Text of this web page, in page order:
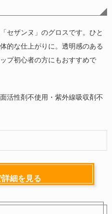
セザンヌ」のグロスです。ひと
的な仕上がりに。透明感のある
プ初心者の方にもおすすめで
活性剤不使用・紫外線吸収剤不
細を見る